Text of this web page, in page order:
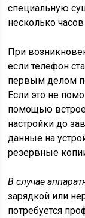
специальную
несколько
При
если телефон
первым делом
Если это не
помощью
настройки до
данные на
резервные
В случае
зарядкой или
потребуется